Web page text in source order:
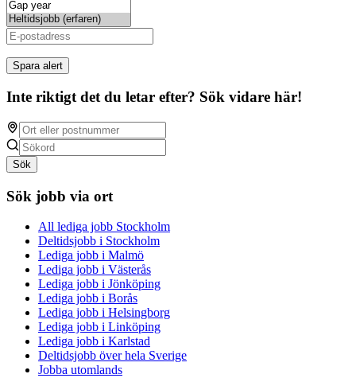
Spara alert
Inte riktigt det du letar efter? Sök vidare här!
Sök
Sök jobb via ort
All lediga jobb Stockholm
Deltidsjobb i Stockholm
Lediga jobb i Malmö
Lediga jobb i Västerås
Lediga jobb i Jönköping
Lediga jobb i Borås
Lediga jobb i Helsingborg
Lediga jobb i Linköping
Lediga jobb i Karlstad
Deltidsjobb över hela Sverige
Jobba utomlands